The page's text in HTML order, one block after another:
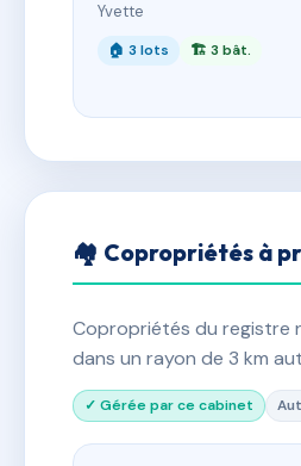
Yvette
🏠 3 lots 🏗 3 bât.
🏘 Copropriétés à
Copropriétés du registre
dans un rayon de 3 km
✓ Gérée par ce cabinet